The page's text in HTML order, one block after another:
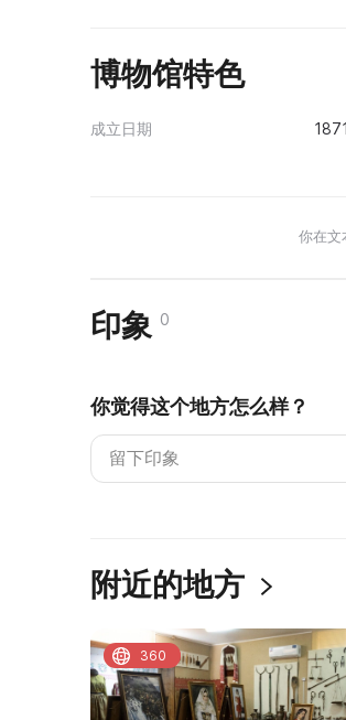
博物馆特色
成立日期
你在文
印象 0
你觉得这个地方怎么样？
附近的地方
360